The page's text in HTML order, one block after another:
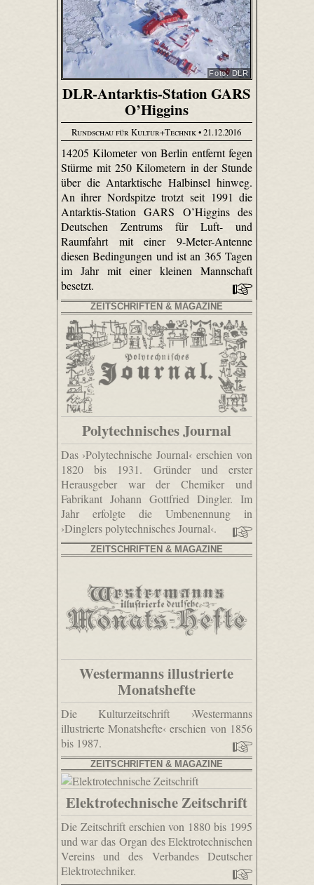
Foto: DLR
DLR-Antarktis-Station GARS
O’Higgins
Rundschau für Kultur+Technik• 21.12.2016
14205 Kilometer von Berlin entfernt fegen
Stürme mit 250 Kilometern in der Stunde
über die Antarktische Halbinsel hinweg.
An ihrer Nordspitze trotzt seit 1991 die
Antarktis-Station GARS O’Higgins des
Deutschen Zentrums für Luft- und
Raumfahrt mit einer 9-Meter-Antenne
diesen Bedingungen und ist an 365 Tagen
im Jahr mit einer kleinen Mannschaft
besetzt.
ZEITSCHRIFTEN & MAGAZINE
Polytechnisches Journal
Das ›Polytechnische Journal‹ erschien von
1820 bis 1931. Gründer und erster
Herausgeber war der Chemiker und
Fabrikant Johann Gottfried Dingler. Im
Jahr erfolgte die Umbenennung in
›Dinglers polytechnisches Journal‹.
ZEITSCHRIFTEN & MAGAZINE
Westermanns illustrierte
Monatshefte
Die Kulturzeitschrift ›Westermanns
illustrierte Monatshefte‹ erschien von 1856
bis 1987.
ZEITSCHRIFTEN & MAGAZINE
Elektrotechnische Zeitschrift
Die Zeitschrift erschien von 1880 bis 1995
und war das Organ des Elektrotechnischen
Vereins und des Verbandes Deutscher
Elektrotechniker.